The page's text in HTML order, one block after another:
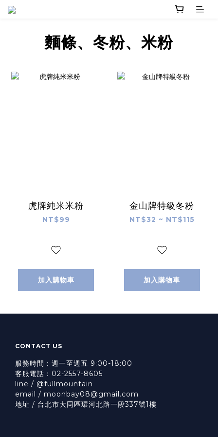
麵條、冬粉、米粉
虎牌純米米粉
NT$99
加入購物車
金山牌特級冬粉
NT$32 ~ NT$115
加入購物車
CONTACT US
服務時間：週一至週五 9:00-18:00
客服電話：02-2557-8605
line / @fullmountain
email / moonbay08@gmail.com
地址 / 台北市大同區環河北路一段337號1樓